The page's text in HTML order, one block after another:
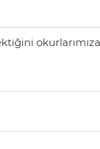
okurlarımıza